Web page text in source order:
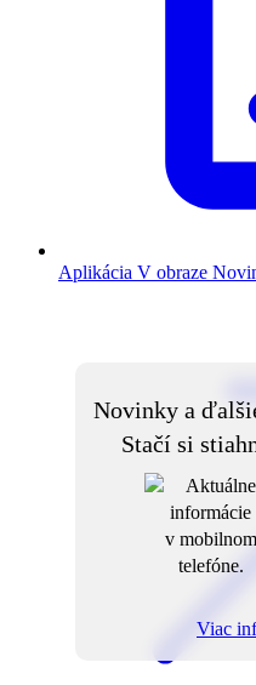
Aplikácia V obraze
Novinky a
Stačí si
Viac